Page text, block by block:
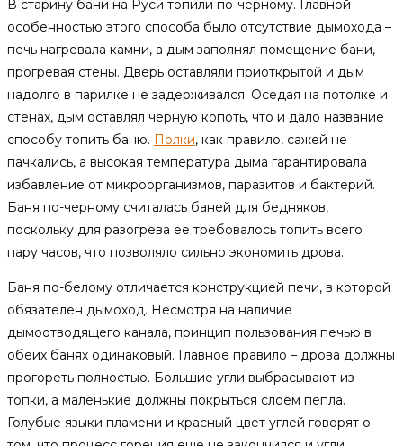
В старину бани на Руси топили по-черному. Главной
особенностью этого способа было отсутствие дымохода –
печь нагревала камни, а дым заполнял помещение бани,
прогревая стены. Дверь оставляли приоткрытой и дым
надолго в парилке не задерживался. Оседая на потолке и
стенах, дым оставлял черную копоть, что и дало название
способу топить баню. Полки, как правило, сажей не
пачкались, а высокая температура дыма гарантировала
избавление от микроорганизмов, паразитов и бактерий.
Баня по-черному считалась баней для бедняков,
поскольку для разогрева ее требовалось топить всего
пару часов, что позволяло сильно экономить дрова.
Баня по-белому отличается конструкцией печи, в которой
обязателен дымоход. Несмотря на наличие
дымоотводящего канала, принцип пользования печью в
обеих банях одинаковый. Главное правило – дрова должны
прогореть полностью. Большие угли выбрасывают из
топки, а маленькие должны покрыться слоем пепла.
Голубые языки пламени и красный цвет углей говорят о